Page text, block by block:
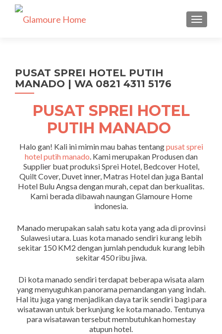
TUKAR
PUSAT SPREI HOTEL PUTIH
MANADO | WA 0821 4311 5176
PUSAT SPREI HOTEL
PUTIH MANADO
Halo gan! Kali ini mimin mau bahas tentangpusat sprei
hotel putih manado. Kami merupakan Produsen dan
Supplier buat produksi Sprei Hotel, Bedcover Hotel,
Quilt Cover, Duvet inner, Matras Hotel dan juga Bantal
Hotel Bulu Angsa dengan murah, cepat dan berkualitas.
Kami berada dibawah naungan Glamoure Home
indonesia.
Manado merupakan salah satu kota yang ada di provinsi
Sulawesi utara. Luas kota manado sendiri kurang lebih
sekitar 150 KM2 dengan jumlah penduduk kurang lebih
sekitar 450 ribu jiwa.
Di kota manado sendiri terdapat beberapa wisata alam
yang menyuguhkan panorama pemandangan yang indah.
Hal itu juga yang menjadikan daya tarik sendiri bagi para
wisatawan untuk berkunjung ke kota manado. Tentunya
para wisatawan tersebut membutuhkan homestay
atupun hotel.